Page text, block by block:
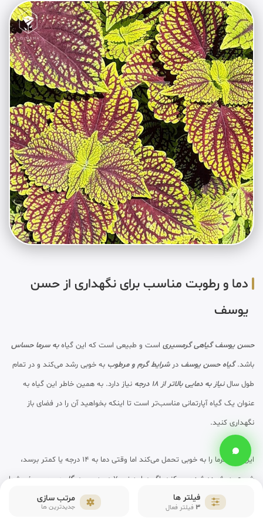
فیلتر ها
3 فیلتر فعال
مرتب سازی
جدیدترین ها
دما و رطوبت مناسب برای نگهداری از حسن
یوسف
حسن یوسف گیاهی گرمسیری است و طبیعی است که این گیاهبه سرما حساس
باشد.گیاه حسن یوسف درشرایط گرم و مرطوب به خوبی رشد می‌کند و در تمام
طول سالنیاز به دمایی بالاتر از 18 درجه
نیاز دارد. به همین خاطر این گیاه به
عنوان یک گیاه آپارتمانی مناسب‌تر است تا اینکه بخواهید آن را در فضای باز
نگهداری کنید.
این گیاه گرما را به خوبی تحمل می‌کند اما وقتی دما به 14 درجه یا کمتر برسد،
شروع به پژمرده شدن می‌کند. اگر دما به زیر 7 درجه برسد، گل حسن یوسف
شما
می‌میرد. بنابراین اگر حسن یوسف
را در حیاط یا تراس خانه‌ی خود نگهداری